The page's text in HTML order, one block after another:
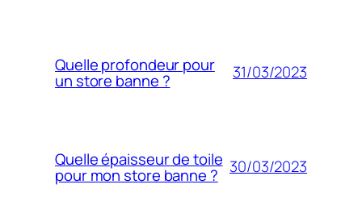
Quelle profondeur pour
un store banne ? 31/03/2023
Quelle épaisseur de toile
pour mon store banne ? 30/03/2023